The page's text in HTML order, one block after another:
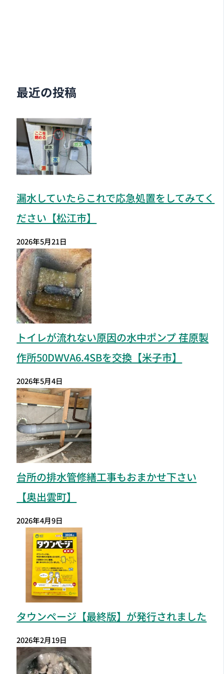
最近の投稿
漏水していたらこれで応急処置をしてみてく
ださい【松江市】
2026年5月21日
トイレが流れない原因の水中ポンプ 荏原製
作所50DWVA6.4SBを交換【米子市】
2026年5月4日
台所の排水管修繕工事もおまかせ下さい
【奥出雲町】
2026年4月9日
タウンページ【最終版】が発行されました
2026年2月19日